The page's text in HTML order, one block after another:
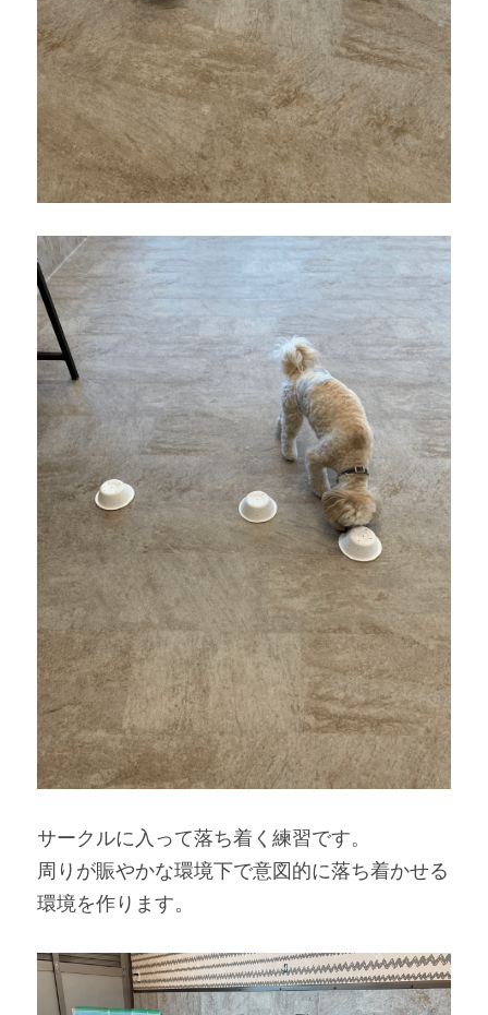
サークルに入って落ち着く練習です。
周りが賑やかな環境下で意図的に落ち着かせる
環境を作ります。